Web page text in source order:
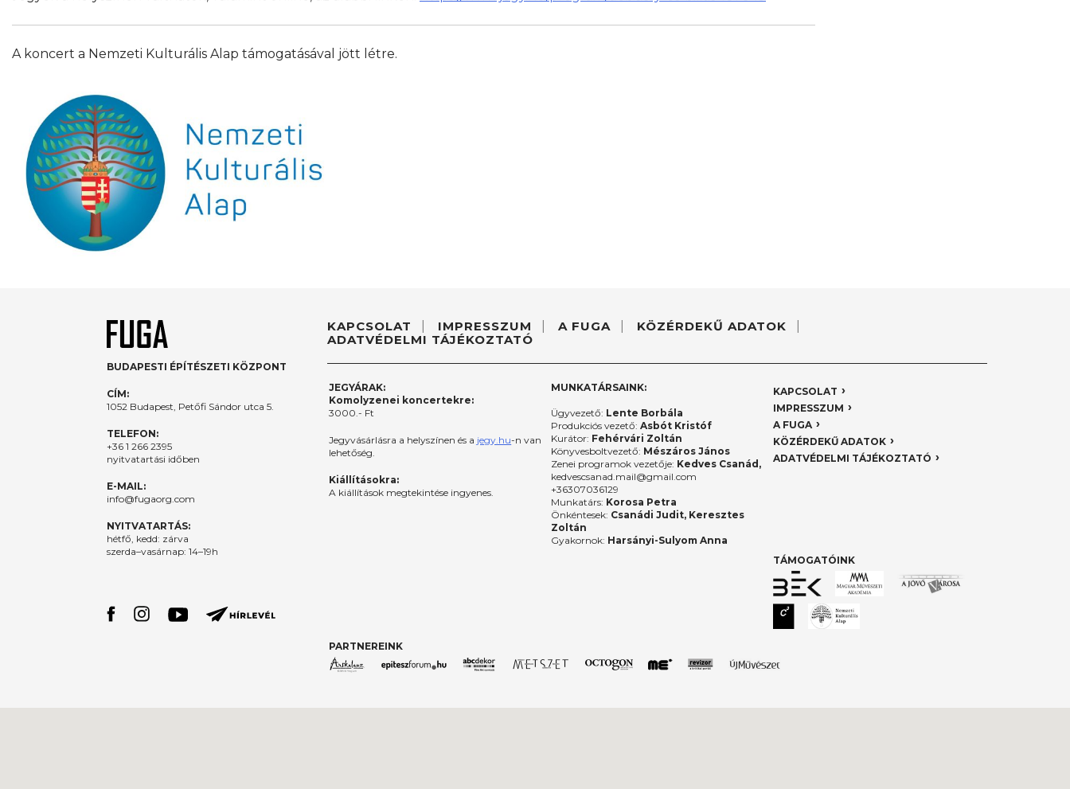
A koncert a Nemzeti Kulturális Alap támogatásával jött létre.
BUDAPESTI ÉPÍTÉSZETI KÖZPONT
CÍM:
1052 Budapest, Petőfi Sándor utca 5.
TELEFON:
+36 1 266 2395
nyitvatartási időben
E-MAIL:
info@fugaorg.com
NYITVATARTÁS:
hétfő, kedd: zárva
szerda–vasárnap: 14–19h
KAPCSOLAT IMPRESSZUM A FUGA
KÖZÉRDEKŰ ADATOK
ADATVÉDELMI TÁJÉKOZTATÓ
JEGYÁRAK:
Komolyzenei koncertekre:
3000.- Ft
Jegyvásárlásra a helyszínen és a jegy.hu-n van
lehetőség.
Kiállításokra:
A kiállítások megtekintése ingyenes.
MUNKATÁRSAINK:
Ügyvezető: Lente Borbála
Produkciós vezető: Asbót Kristóf
Kurátor: Fehérvári Zoltán
Könyvesboltvezető: Mészáros János
Zenei programok vezetője: Kedves Csanád,
kedvescsanad.mail@gmail.com
+36307036129
Munkatárs: Korosa Petra
Önkéntesek: Csanádi Judit, Keresztes
Zoltán
Gyakornok: Harsányi-Sulyom Anna
KAPCSOLAT
IMPRESSZUM
A FUGA
KÖZÉRDEKŰ ADATOK
ADATVÉDELMI TÁJÉKOZTATÓ
TÁMOGATÓINK
PARTNEREINK